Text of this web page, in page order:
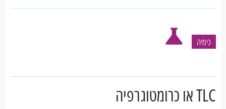
כימיה
TLC או כרומטוגרפיה